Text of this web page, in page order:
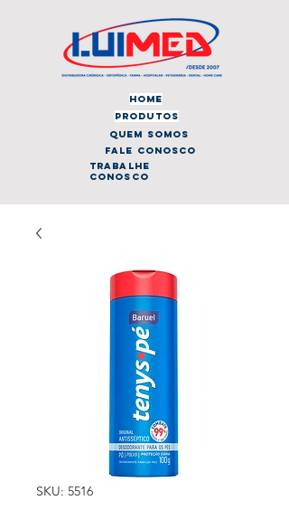
home
produtos
quem somos
fale conosco
trabalhe
conosco
SKU: 5516